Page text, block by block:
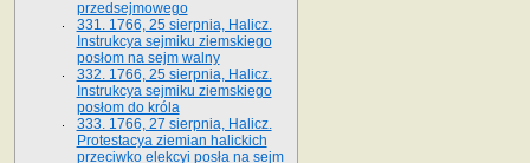
przedsejmowego
331. 1766, 25 sierpnia, Halicz.
Instrukcya sejmiku ziemskiego
posłom na sejm walny
332. 1766, 25 sierpnia, Halicz.
Instrukcya sejmiku ziemskiego
posłom do króla
333. 1766, 27 sierpnia, Halicz.
Protestacya ziemian halickich
przeciwko elekcyi posła na sejm